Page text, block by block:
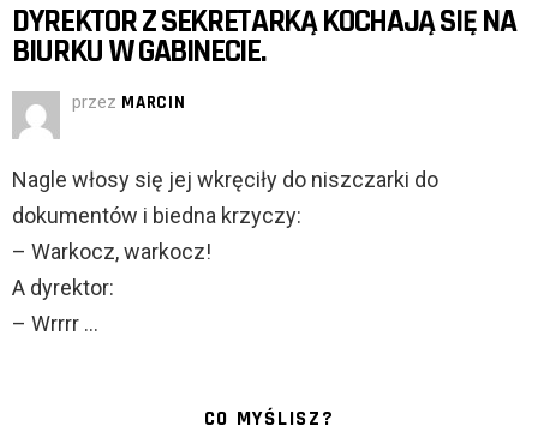
DYREKTOR Z SEKRETARKĄ KOCHAJĄ SIĘ NA
BIURKU W GABINECIE.
przez MARCIN
Nagle włosy się jej wkręciły do niszczarki do
dokumentów i biedna krzyczy:
– Warkocz, warkocz!
A dyrektor:
– Wrrrr …
CO MYŚLISZ?